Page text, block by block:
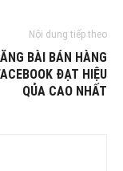
Nội dung tiếp theo
BÀI BÁN HÀNG
ĐẠT HIỆU
QỦA CAO NHẤT